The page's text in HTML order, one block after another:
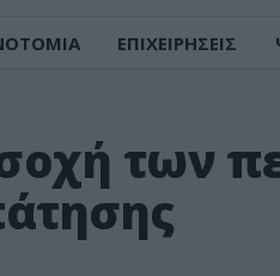
ΕΠΙΧΕΙΡΗΣΕΙΣ
των